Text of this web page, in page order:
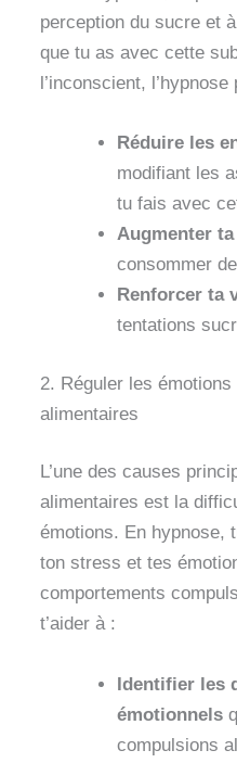
perception du sucre et
que tu as avec cette
l’inconscient, l’hypnose
Réduire les
modifiant les
tu fais avec
Augmenter
consommer
Renforcer ta
tentations
2. Réguler les
alimentaires
L’une des causes
alimentaires est la
émotions. En hypnose,
ton stress et tes
comportements
t’aider à :
Identifier les
émotionnels
compulsions